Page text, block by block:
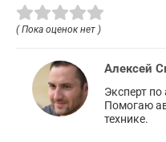
( Пока оценок нет )
Алексей
Эксперт
Помогаю
технике.